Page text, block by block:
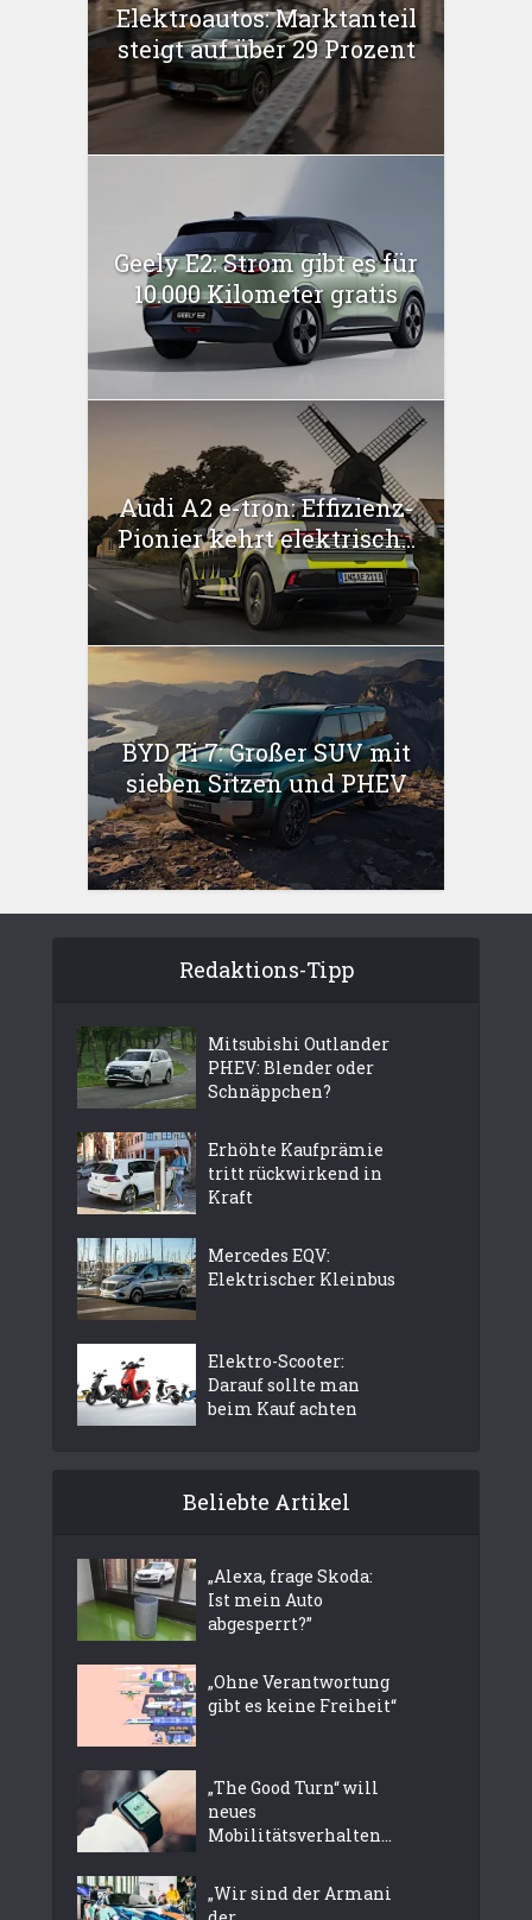
Elektroautos: Marktanteil
steigt auf über 29 Prozent
Geely E2: Strom gibt es für
10.000 Kilometer gratis
Audi A2 e-tron: Effizienz-
Pionier kehrt elektrisch...
BYD Ti 7: Großer SUV mit
sieben Sitzen und PHEV
Redaktions-Tipp
Mitsubishi Outlander
PHEV: Blender oder
Schnäppchen?
Erhöhte Kaufprämie
tritt rückwirkend in
Kraft
Mercedes EQV:
Elektrischer Kleinbus
Elektro-Scooter:
Darauf sollte man
beim Kauf achten
Beliebte Artikel
„Alexa, frage Skoda:
Ist mein Auto
abgesperrt?”
„Ohne Verantwortung
gibt es keine Freiheit“
„The Good Turn“ will
neues
Mobilitätsverhalten...
„Wir sind der Armani